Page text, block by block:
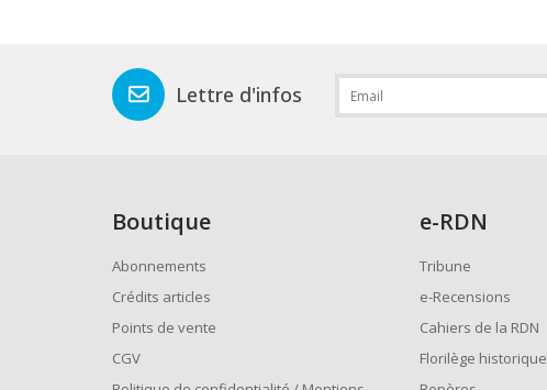
Lettre d'infos
Boutique
Abonnements
Crédits articles
Points de vente
CGV
e-RDN
Tribune
e-Recensions
Cahiers de la RDN
Florilège historique